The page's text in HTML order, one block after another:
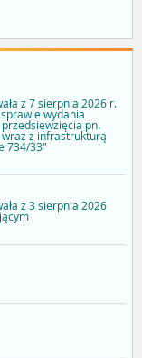
z 7 sierpnia 2026 r.
wydania
pn.
z infrastrukturą
734/33"
z 3 sierpnia 2026